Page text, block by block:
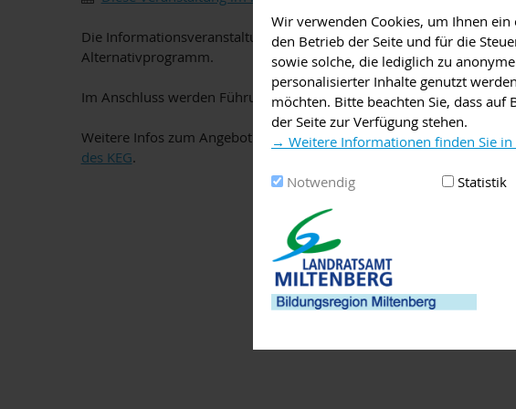
Wir verwenden Cookies, um Ihnen
den Betrieb der Seite und für die
sowie solche, die lediglich zu
personalisierter Inhalte genutzt
möchten. Bitte beachten Sie, dass
der Seite zur Verfügung stehen.
→ Weitere Informationen finden Sie
Notwendig Statistik
Die Informationsveranstaltung beginnt mit einer Informationen
Alternativprogramm.
Im Anschluss werden Führungen durch das Schulhaus angeboten,
Weitere Infos zum Angebot und zum Ablauf des Tags der offenen
des KEG.